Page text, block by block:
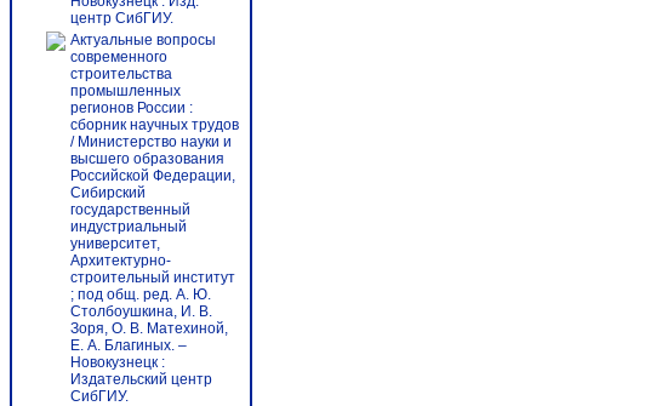
центр СибГИУ.
Актуальные вопросы
современного
строительства
промышленных
регионов России :
сборник научных трудов
/ Министерство науки и
высшего образования
Российской Федерации,
Сибирский
государственный
индустриальный
университет,
Архитектурно-
строительный институт
; под общ. ред. А. Ю.
Столбоушкина, И. В.
Зоря, О. В. Матехиной,
Е. А. Благиных. –
Новокузнецк :
Издательский центр
СибГИУ.